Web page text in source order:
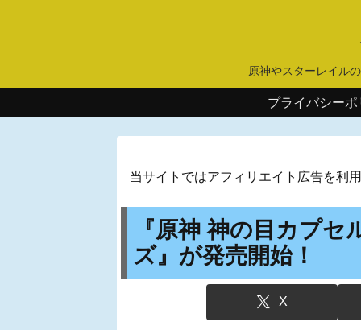
原神やスターレイル
プライバシーポ
当サイトではアフィリエイト広告を利
『原神 神の目カプ
ズ』が発売開始！
X